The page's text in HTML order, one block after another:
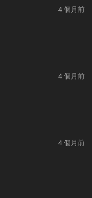
4 個月前
4 個月前
4 個月前